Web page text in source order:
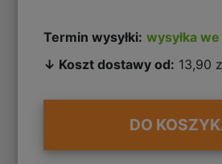
Termin wysyłki: wysyłka
↓ Koszt dostawy od: 13,90
DO